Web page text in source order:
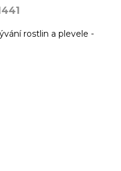
rostlin a plevele -